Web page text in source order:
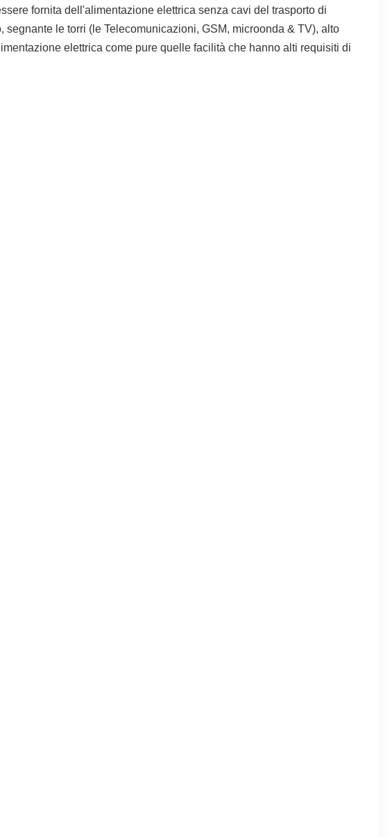
fornita dell'alimentazione elettrica senza cavi del trasporto di
le torri (le Telecomunicazioni, GSM, microonda & TV), alto
elettrica come pure quelle facilità che hanno alti requisiti di